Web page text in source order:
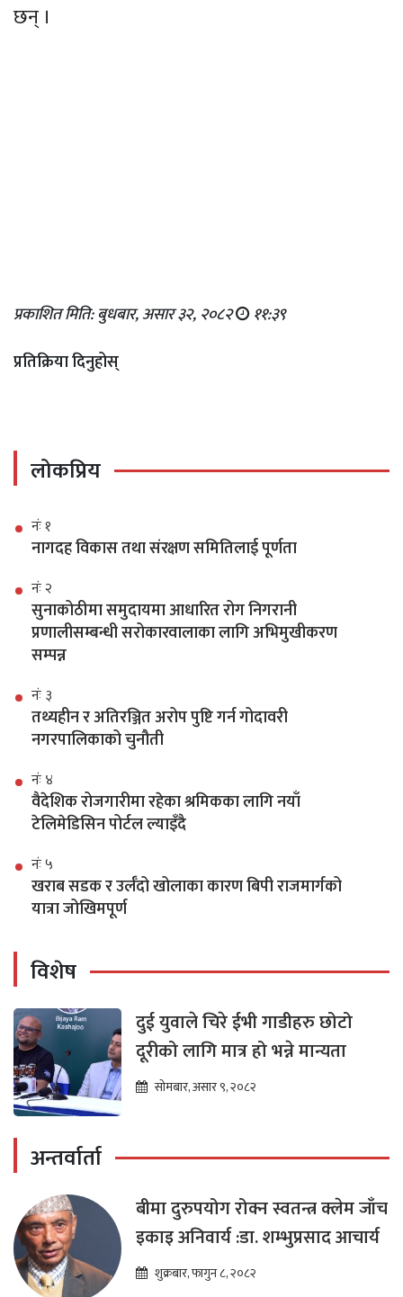
छन् ।
प्रकाशित मिति: बुधबार, असार ३२, २०८२ ११:३९
प्रतिक्रिया दिनुहोस्
लोकप्रिय
नंः १
नागदह विकास तथा संरक्षण समितिलाई पूर्णता
नंः २
सुनाकोठीमा समुदायमा आधारित रोग निगरानी
प्रणालीसम्बन्धी सरोकारवालाका लागि अभिमुखीकरण
सम्पन्न
नंः ३
तथ्यहीन र अतिरञ्जित अरोप पुष्टि गर्न गोदावरी
नगरपालिकाको चुनौती
नंः ४
वैदेशिक रोजगारीमा रहेका श्रमिकका लागि नयाँ
टेलिमेडिसिन पोर्टल ल्याइँदै
नंः ५
खराब सडक र उर्लँदो खोलाका कारण बिपी राजमार्गको
यात्रा जोखिमपूर्ण
विशेष
दुई युवाले चिरे ईभी गाडीहरु छोटो
दूरीको लागि मात्र हो भन्ने मान्यता
सोमबार, असार ९, २०८२
अन्तर्वार्ता
बीमा दुरुपयोग रोक्न स्वतन्त्र क्लेम जाँच
इकाइ अनिवार्य :डा. शम्भुप्रसाद आचार्य
शुक्रबार, फागुन ८, २०८२